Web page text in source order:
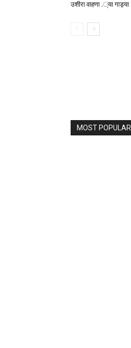
उशीरा वाहणा .्या गाड्या
MOST POPULAR